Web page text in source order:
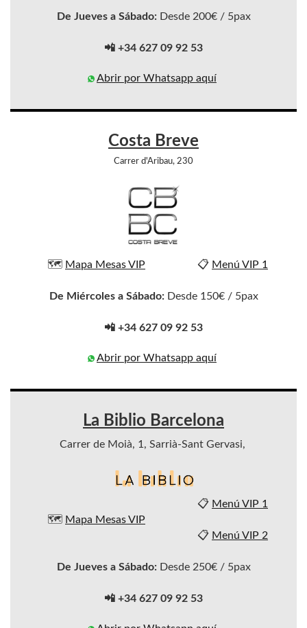
De Jueves a Sábado: Desde 200€ / 5pax
📲 +34 627 09 92 53
Abrir por Whatsapp aquí
Costa Breve
Carrer d'Aribau, 230
🗺️ Mapa Mesas VIP 📋 Menú VIP 1
De Miércoles a Sábado: Desde 150€ / 5pax
📲 +34 627 09 92 53
Abrir por Whatsapp aquí
La Biblio Barcelona
Carrer de Moià, 1, Sarrià-Sant Gervasi,
🗺️ Mapa Mesas VIP
📋 Menú VIP 1
📋 Menú VIP 2
De Jueves a Sábado: Desde 250€ / 5pax
📲 +34 627 09 92 53